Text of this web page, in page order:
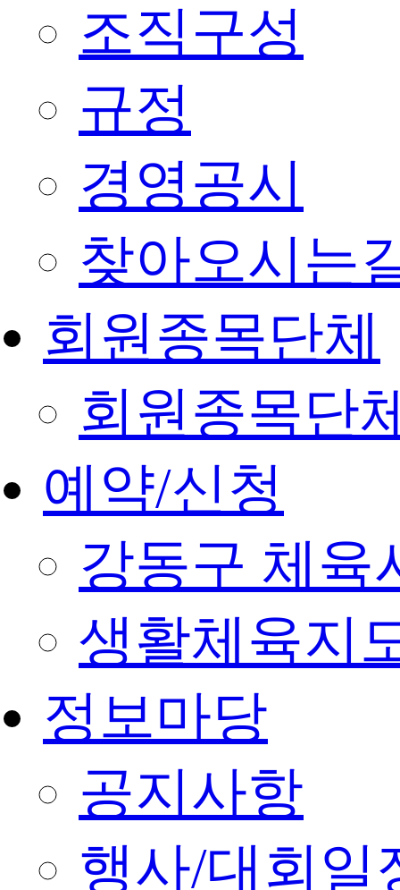
조직구성
규정
경영공시
찾아오시는
회원종목단체
회원종목단
예약/신청
강동구 체육
생활체육지
정보마당
공지사항
행사/대회일